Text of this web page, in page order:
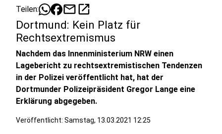
Teilen: mailopen_in_new
Dortmund: Kein Platz für
Rechtsextremismus
Nachdem das Innenministerium NRW einen
Lagebericht zu rechtsextremistischen Tendenzen
in der Polizei veröffentlicht hat, hat der
Dortmunder Polizeipräsident Gregor Lange eine
Erklärung abgegeben.
Veröffentlicht: Samstag, 13.03.2021 12:25